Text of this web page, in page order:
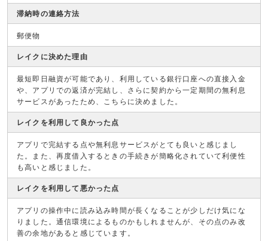
滞納時の連絡方法
郵便物
レイクに決めた理由
最短即日融資が可能であり、利用している銀行口座への直接入金
や、アプリでの返済が完結し、さらに契約から一定期間の無利息
サービスがあったため、こちらに決めました。
レイクを利用して良かった点
アプリで完結する点や無利息サービスがとても良いと感じまし
た。また、再度借入するときの手続きが簡略化されていて利便性
も高いと感じました。
レイクを利用して悪かった点
アプリの操作中に読み込み時間が長くなることが少しだけ気にな
りました。通信環境によるものかもしれませんが、その点のみ改
善の余地があると感じています。